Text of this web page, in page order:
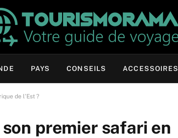
PAYS CONSEILS ACCESSOIRES
de l’Est ?
premier safari en